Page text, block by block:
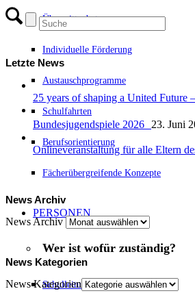
Übermittagbetreuung
Individuelle Förderung
Austauschprogramme
Schulfahrten
Berufsorientierung
Fächerübergreifende Konzepte
PERSONEN
Wer ist wofür zuständig?
Schulleitung
Letzte News
25 years of shaping a United
Bundesjugendspiele 2026 23. Juni
Onlineveranstaltung für alle Eltern
News Archiv
News Archiv
News Kategorien
News Kategorien